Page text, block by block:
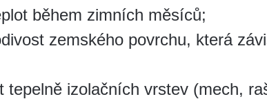
během zimních měsíců;
zemského povrchu, která
tepelně izolačních vrstev (mech,